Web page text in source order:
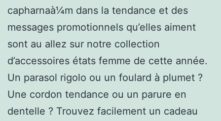
capharnaà¼m dans la tendance et des
messages promotionnels qu’elles aiment
sont au allez sur notre collection
d’accessoires états femme de cette année.
Un parasol rigolo ou un foulard à plumet ?
Une cordon tendance ou un parure en
dentelle ? Trouvez facilement un cadeau